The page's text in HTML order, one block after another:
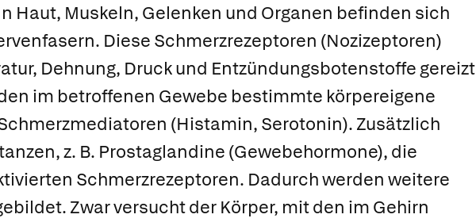
Haut, Muskeln, Gelenken und Organen befinden sich
Diese Schmerzrezeptoren (Nozizeptoren)
Dehnung, Druck und Entzündungsbotenstoffe gereizt
im betroffenen Gewebe bestimmte körpereigene
(Histamin, Serotonin). Zusätzlich
z. B. Prostaglandine (Gewebehormone), die
Schmerzrezeptoren. Dadurch werden weitere
Zwar versucht der Körper, mit den im Gehirn